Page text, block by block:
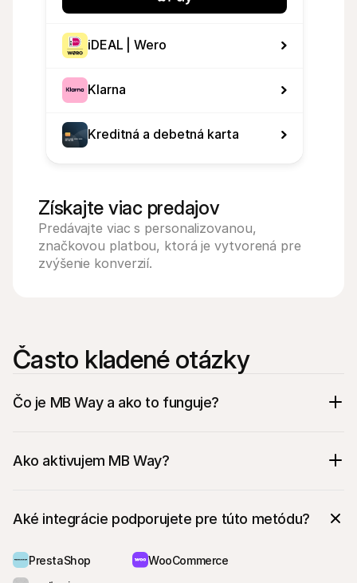
iDEAL | Wero
Klarna
Kreditná a debetná karta
Získajte viac predajov
Predávajte viac s personalizovanou,
značkovou platbou, ktorá je vytvorená pre
zvýšenie konverzií.
Často kladené otázky
Čo je MB Way a ako to funguje?
Ako aktivujem MB Way?
Aké integrácie podporujete pre túto metódu?
PrestaShop
WooCommerce